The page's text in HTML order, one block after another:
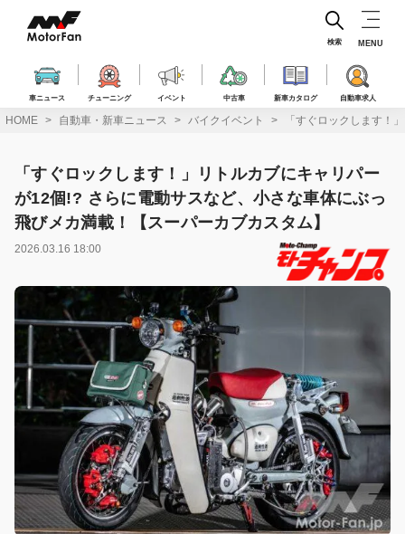
ス
車ニュース チューニング イベント 中古車 新車カタログ 自動車求人
検索 MENU
HOME 自動車・新車ニュース バイクイベント 「すぐロックします！
「すぐロックします！」リトルカブにキャリパー
が12個!? さらに電動サスなど、小さな車体にぶっ
飛びメカ満載！【スーパーカブカスタム】
2026.03.16 18:00